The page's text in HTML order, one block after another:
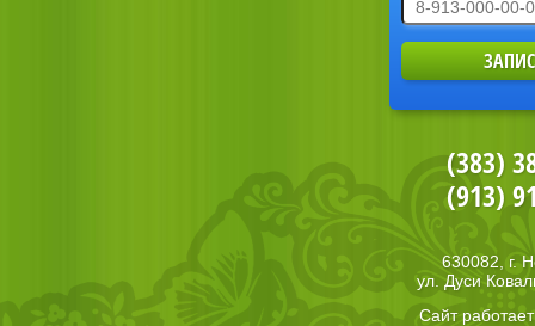
(383)
(913)
630082, г.
ул. Дуси
Сайт